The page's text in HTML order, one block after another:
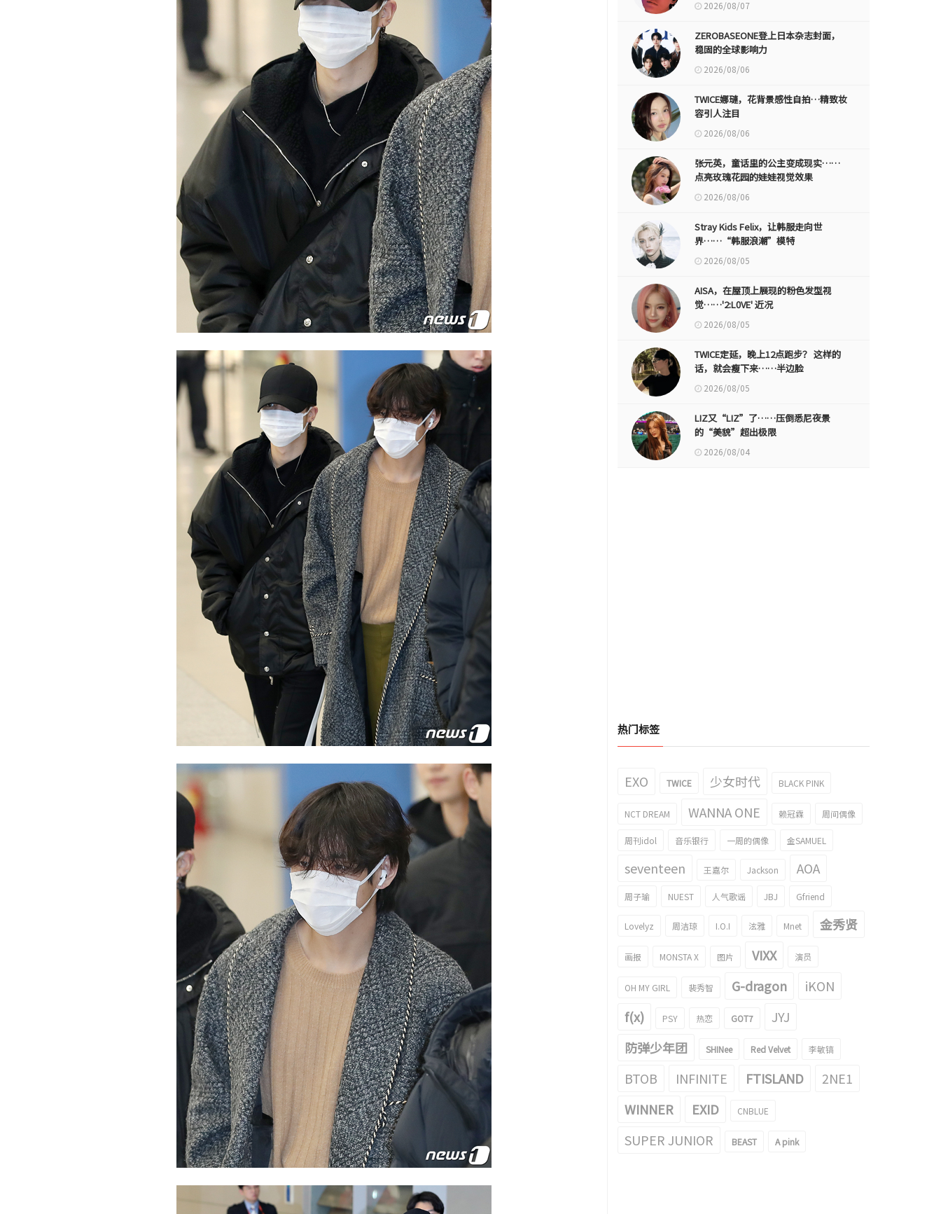
2026/08/07
ZEROBASEONE登上日本杂志封面，
稳固的全球影响力
2026/08/06
TWICE娜璉，花背景感性自拍…精致妆
容引人注目
2026/08/06
张元英，童话里的公主变成现实……
点亮玫瑰花园的娃娃视觉效果
2026/08/06
Stray Kids Felix，让韩服走向世
界……“韩服浪潮”模特
2026/08/05
AISA，在屋顶上展现的粉色发型视
觉……'2:L0VE' 近况
2026/08/05
TWICE定延，晚上12点跑步？ 这样的
话，就会瘦下来……半边脸
2026/08/05
LIZ又“LIZ”了……压倒悉尼夜景
的“美貌”超出极限
2026/08/04
热门标签
EXO TWICE 少女时代 BLACK PINK
NCT DREAM WANNA ONE 赖冠霖 周间偶像
周刊idol 音乐银行 一周的偶像 金SAMUEL
seventeen 王嘉尔 Jackson AOA
周子瑜 NUEST 人气歌谣 JBJ Gfriend
Lovelyz 周洁琼 I.O.I 泫雅 Mnet 金秀贤
画报 MONSTA X 图片 VIXX 演员
OH MY GIRL 裴秀智 G-dragon
iKON
f(x)
PSY 热恋 GOT7
JYJ
防弹少年团
SHINee Red Velvet 李敏镐
BTOB INFINITE FTISLAND
2NE1
WINNER
EXID CNBLUE
SUPER JUNIOR BEAST A pink